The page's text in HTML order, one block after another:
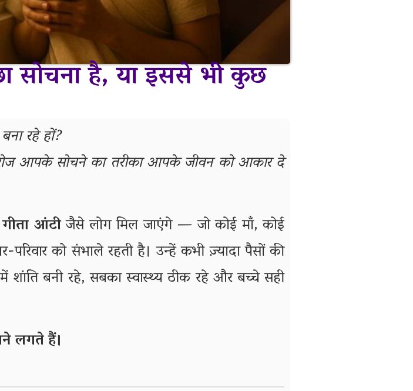
सोचना है, या इससे भी कुछ
रहे हों?
आपके सोचने का तरीका आपके जीवन को आकार दे
गीता आंटीजैसे लोग मिल जाएंगे — जो कोई माँ, कोई
को संभाले रहती है। उन्हें कभी ज़्यादा पैसों की
शांति बनी रहे, सबका स्वास्थ्य ठीक रहे और बच्चे सही
लगते हैं।